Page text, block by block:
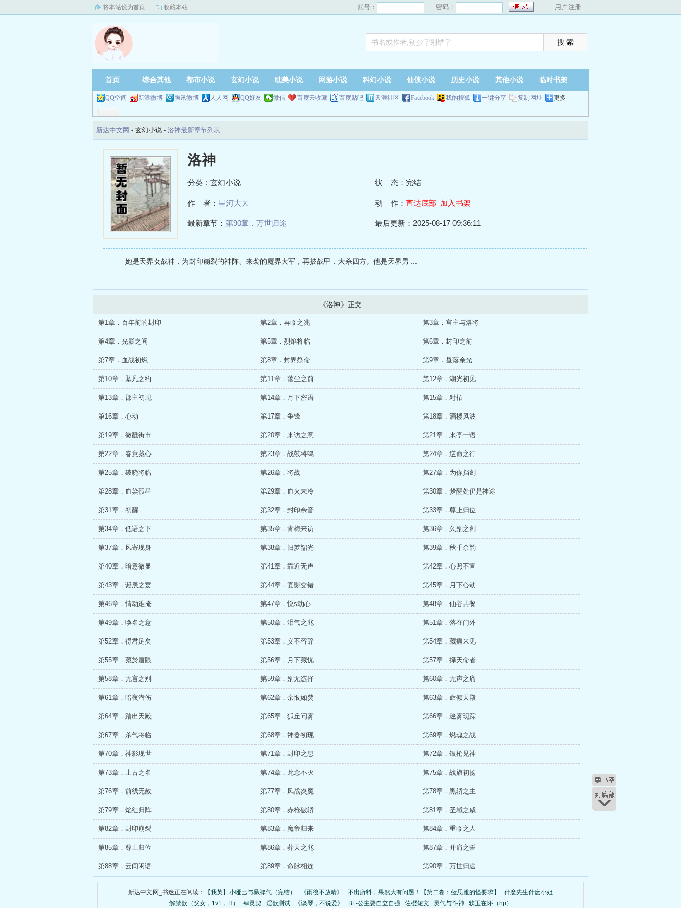
将本站设为首页 收藏本站 账号： 密码： 用户注册
首页 综合其他 都市小说 玄幻小说 耽美小说 网游小说 科幻小说 仙侠小说 历史小说 其他小说 临时书架
QQ空间 新浪微博 腾讯微博 人人网 QQ好友 微信 百度云收藏 百度贴吧 天涯社区 Facebook 我的搜狐 一键分享 复制网址 更多
新达中文网 - 玄幻小说 - 洛神最新章节列表
洛神
分类：玄幻小说 状 态：完结
作 者： 星河大大 动 作： 直达底部 加入书架
最新章节： 第90章．万世归途 最后更新：2025-08-17 09:36:11
她是天界女战神，为封印崩裂的神阵、来袭的魔界大军，再披战甲，大杀四方。他是天界男 ...
《洛神》正文
第1章．百年前的封印 第2章．再临之兆 第3章．宫主与洛将
第4章．光影之间 第5章．烈焰将临 第6章．封印之前
第7章．血战初燃 第8章．封界祭命 第9章．昼落余光
第10章．坠凡之约 第11章．落尘之前 第12章．湖光初见
第13章．郡主初现 第14章．月下密语 第15章．对招
第16章．心动 第17章．争锋 第18章．酒楼风波
第19章．微醺街市 第20章．来访之意 第21章．来亭一语
第22章．春意藏心 第23章．战鼓将鸣 第24章．逆命之行
第25章．破晓将临 第26章．将战 第27章．为你挡剑
第28章．血染孤星 第29章．血火未冷 第30章．梦醒处仍是神途
第31章．初醒 第32章．封印余音 第33章．尊上归位
第34章．低语之下 第35章．青梅来访 第36章．久别之剑
第37章．风寄现身 第38章．旧梦韶光 第39章．秋千余韵
第40章．暗意微显 第41章．靠近无声 第42章．心照不宣
第43章．诞辰之宴 第44章．宴影交错 第45章．月下心动
第46章．情动难掩 第47章．悦s动心 第48章．仙谷共餐
第49章．唤名之意 第50章．泪气之兆 第51章．落在门外
第52章．得君足矣 第53章．义不容辞 第54章．藏痛来见
第55章．藏於眉眼 第56章．月下藏忧 第57章．择天命者
第58章．无言之别 第59章．别无选择 第60章．无声之痛
第61章．暗夜潜伤 第62章．余恨如焚 第63章．命倾天殿
第64章．踏出天殿 第65章．狐丘问雾 第66章．迷雾现踪
第67章．杀气将临 第68章．神器初现 第69章．燃魂之战
第70章．神影现世 第71章．封印之息 第72章．银枪见神
第73章．上古之名 第74章．此念不灭 第75章．战旗初扬
第76章．前线无赦 第77章．风战炎魔 第78章．黑轿之主
第79章．焰红归阵 第80章．赤枪破轿 第81章．圣域之威
第82章．封印崩裂 第83章．魔帝归来 第84章．重临之人
第85章．尊上归位 第86章．葬天之兆 第87章．并肩之誓
第88章．云间闲语 第89章．命脉相连 第90章．万世归途
新达中文网_书迷正在阅读： 【我英】小哑巴与暴脾气（完结） 《雨後不放晴》 不出所料，果然大有问题！【第二卷：蓝思雅的怪要求】
什麽先生什麽小姐
解禁欲（父女，1v1，H）
肆灵契 淫欲测试 《谈琴，不说爱》 BL-公主要自立自强 佐樱短文 灵气与斗神 软玉在怀（np）